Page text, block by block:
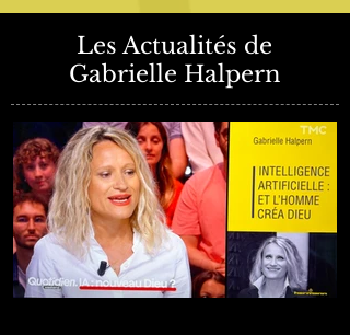
Les Actualités de
Gabrielle Halpern